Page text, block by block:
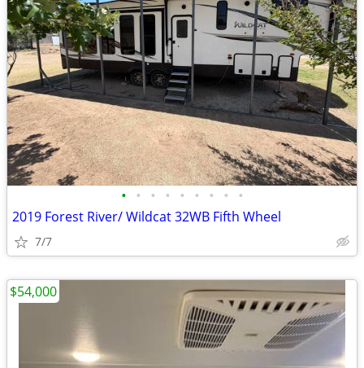
• • • • • • • • •
2019 Forest River/ Wildcat 32WB Fifth Wheel
7/7
$54,000